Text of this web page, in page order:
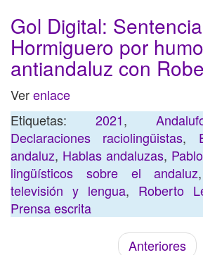
Gol Digital:
Hormiguero por
antiandaluz con
Verenlace
Etiquetas: 2021,
Declaraciones raciolingüistas,
andaluz, Hablas andaluzas,
lingüísticos sobre el andaluz
televisión y lengua, Roberto
Prensa escrita
Anteriores